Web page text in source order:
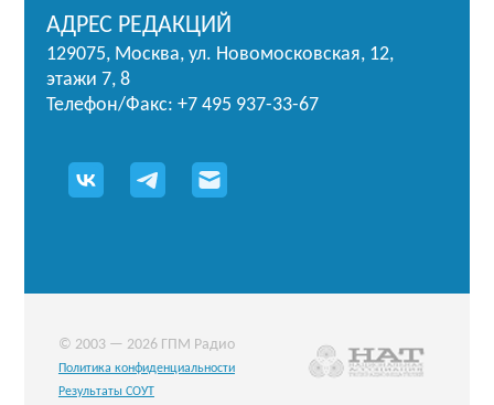
АДРЕС РЕДАКЦИЙ
129075, Москва, ул. Новомосковская, 12,
этажи 7, 8
Телефон/Факс: +7 495 937-33-67
© 2003 — 2026 ГПМ Радио
Политика конфиденциальности
Результаты СОУТ